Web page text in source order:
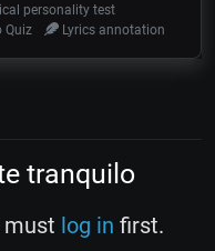
personality test
Quiz Lyrics annotation
tranquilo
must log in first.